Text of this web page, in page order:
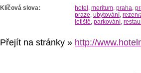
Klíčová slova:
hotel , meritum, praha,
praze, ubytování,
letiště, parkování,
Přejít na stránky » http://